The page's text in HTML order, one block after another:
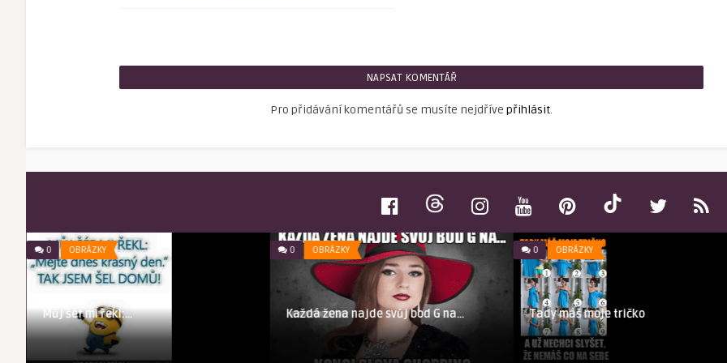
NAPSAT KOMENTÁŘ
Pro přidávání komentářů se musíte nejdříve přihlásit.
0 OBRÁZKY
Můj šéf mi řekl:…
0 OBRÁZKY
Každá žena najde svůj bod G na…
0 OBRÁZKY
Tady máš moje tričko